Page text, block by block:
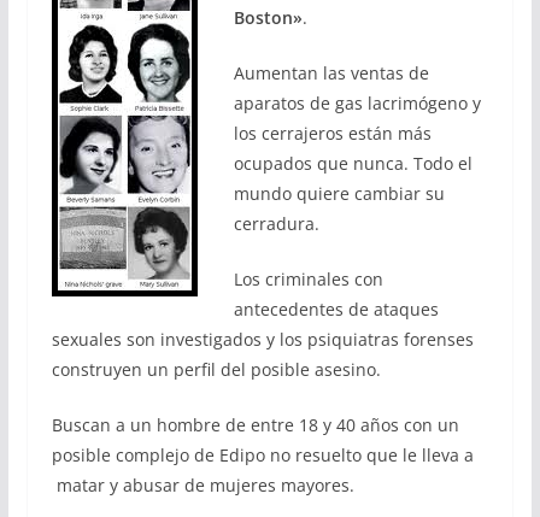
Boston».
Aumentan las ventas de
aparatos de gas lacrimógeno y
los cerrajeros están más
ocupados que nunca. Todo el
mundo quiere cambiar su
cerradura.
Los criminales con
antecedentes de ataques
sexuales son investigados y los psiquiatras forenses
construyen un perfil del posible asesino.
Buscan a un hombre de entre 18 y 40 años con un
posible complejo de Edipo no resuelto que le lleva a
matar y abusar de mujeres mayores.